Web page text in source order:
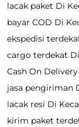
lacak paket Di
bayar COD Di
ekspedisi
cargo terdekat
Cash On
jasa pengiriman
lacak resi Di
kirim paket